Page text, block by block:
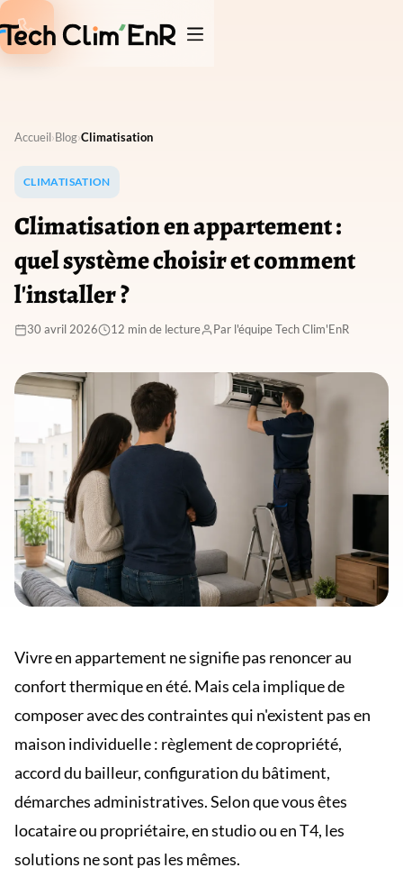
Accueil›Blog›Climatisation
CLIMATISATION
Climatisation en appartement :
quel système choisir et comment
l'installer ?
30 avril 2026 12 min de lecture Par l'équipe Tech Clim'EnR
Vivre en appartement ne signifie pas renoncer au
confort thermique en été. Mais cela implique de
composer avec des contraintes qui n'existent pas en
maison individuelle : règlement de copropriété,
accord du bailleur, configuration du bâtiment,
démarches administratives. Selon que vous êtes
locataire ou propriétaire, en studio ou en T4, les
solutions ne sont pas les mêmes.
